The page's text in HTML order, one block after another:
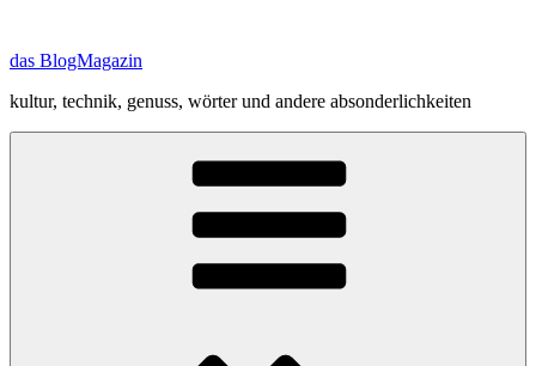
springen
das BlogMagazin
kultur, technik, genuss, wörter und andere absonderlichkeiten